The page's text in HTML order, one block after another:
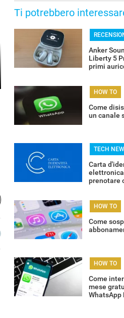
Ti potrebbero
Anker
Liberty 5
primi
HOW TO
Come
un canale
TECH
Carta
prenotare
HOW TO
Come
HOW TO
Come
mese
WhatsApp